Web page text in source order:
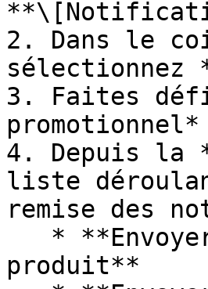
2. Dans le
sélectionnez
3. Faites
4. Depuis la
liste
remise des
produit**